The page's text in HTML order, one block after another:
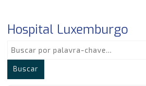
Hospital Luxemburgo
Buscar